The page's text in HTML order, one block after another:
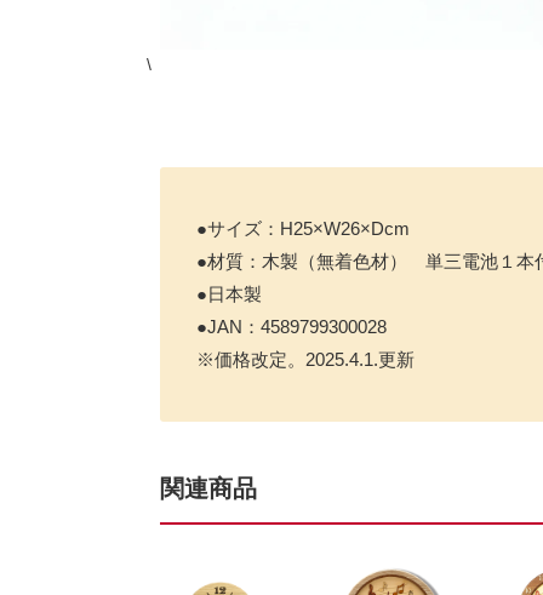
\
●サイズ：H25×W26×Dcm
●材質：木製（無着色材） 単三電池１本
●日本製
●JAN：4589799300028
※価格改定。2025.4.1.更新
関連商品